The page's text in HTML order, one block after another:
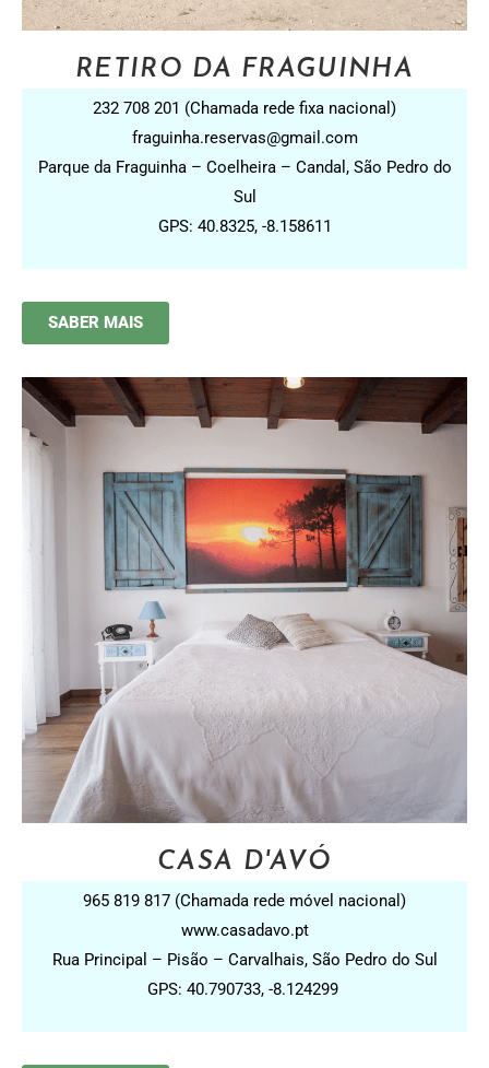
RETIRO DA FRAGUINHA
232 708 201 (Chamada rede fixa nacional)
fraguinha.reservas@gmail.com
Parque da Fraguinha – Coelheira – Candal, São Pedro do
Sul
GPS: 40.8325, -8.158611
SABER MAIS
CASA D'AVÓ
965 819 817 (Chamada rede móvel nacional)
www.casadavo.pt
Rua Principal – Pisão – Carvalhais, São Pedro do Sul
GPS: 40.790733, -8.124299